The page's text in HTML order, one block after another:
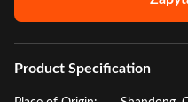
Product Specification